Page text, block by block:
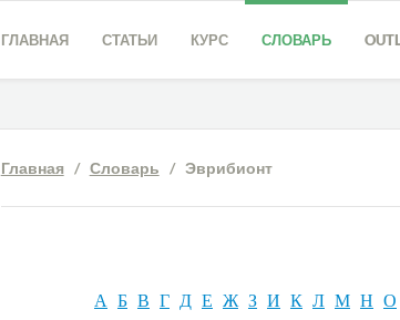
ГЛАВНАЯ СТАТЬИ КУРС СЛОВАРЬ
Главная / Словарь / Эврибионт
А Б В Г Д Е Ж З И К Л М Н О